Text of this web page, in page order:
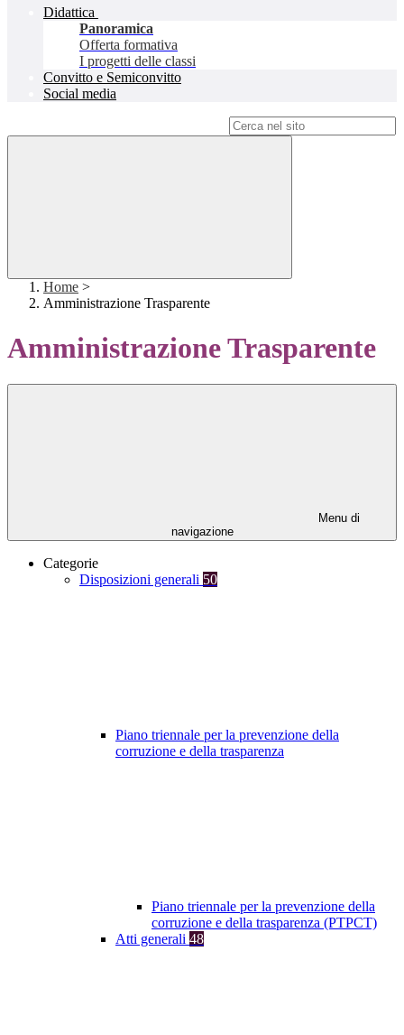
Didattica
Panoramica
Offerta formativa
I progetti delle classi
Convitto e Semiconvitto
Social media
Home >
Amministrazione Trasparente
Amministrazione Trasparente
Menu di
navigazione
Categorie
Disposizioni generali 50
Piano triennale per la prevenzione della
corruzione e della trasparenza
Piano triennale per la prevenzione della
corruzione e della trasparenza (PTPCT)
Atti generali 48